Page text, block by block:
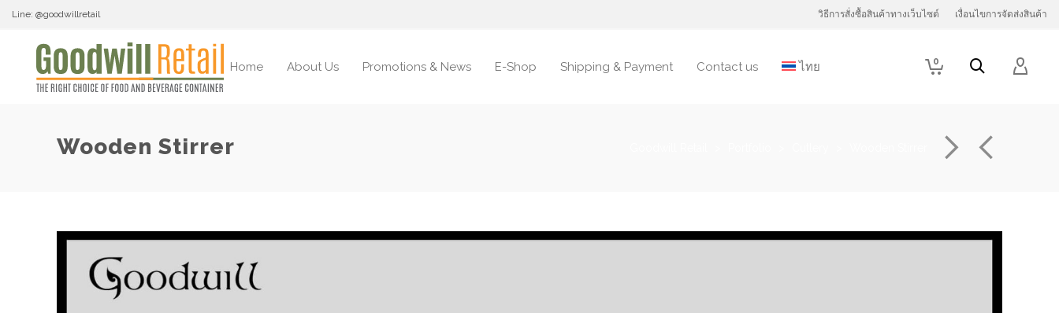
Line: @goodwillretail วิธีการสั่งซื้อสินค้าทางเว็บไซต์ เงื่อนไขการจัดส่งสินค้า
Home About Us Promotions & News E-Shop Shipping & Payment Contact us ไทย 0
Wooden Stirrer